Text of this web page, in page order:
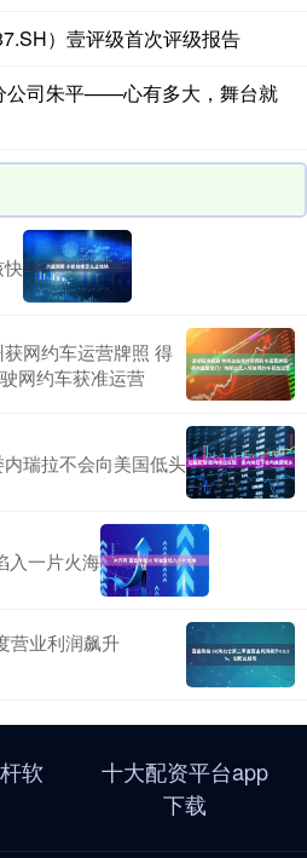
）壹评级首次评级报告
公司朱平——心有多大，舞台就
快
网约车运营牌照 得
网约车获准运营
瑞拉不会向美国低头
入一片火海
营业利润飙升
软
十大配资平台app
下载